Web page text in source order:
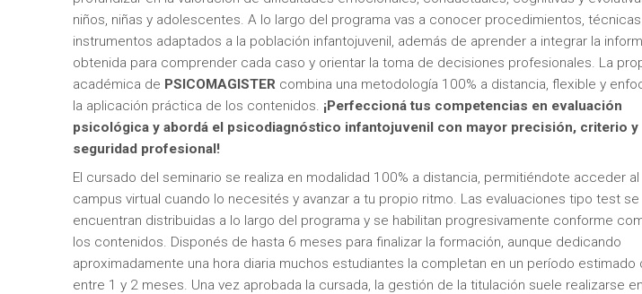
niños, niñas y adolescentes. A lo largo del programa vas a conocer procedimientos,
instrumentos adaptados a la población infantojuvenil, además de aprender a integrar la
obtenida para comprender cada caso y orientar la toma de decisiones profesionales. La
académica de PSICOMAGISTER combina una metodología 100% a distancia, flexible y
la aplicación práctica de los contenidos. ¡Perfeccioná tus competencias en evaluación
psicológica y abordá el psicodiagnóstico infantojuvenil con mayor precisión, criterio y
seguridad profesional!
El cursado del seminario se realiza en modalidad 100% a distancia, permitiéndote acceder al
campus virtual cuando lo necesités y avanzar a tu propio ritmo. Las evaluaciones tipo test se
encuentran distribuidas a lo largo del programa y se habilitan progresivamente conforme
los contenidos. Disponés de hasta 6 meses para finalizar la formación, aunque dedicando
aproximadamente una hora diaria muchos estudiantes la completan en un período estimado
entre 1 y 2 meses. Una vez aprobada la cursada, la gestión de la titulación suele realizarse